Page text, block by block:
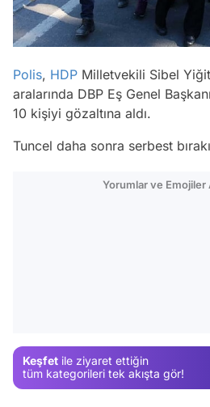
Polis, HDP Milletvekili Sibel
aralarında DBP Eş Genel
10 kişiyi gözaltına aldı.
Tuncel daha sonra serbest
Yorumlar ve Emojiler
Keşfet ile ziyaret ettiğin
tüm kategorileri tek akışta gör!